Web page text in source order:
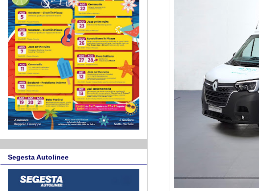
Segesta Autolinee